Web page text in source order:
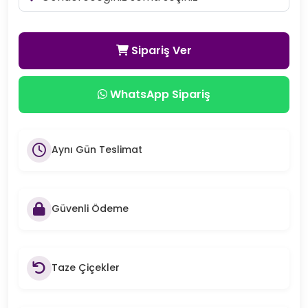
Sipariş Ver
WhatsApp Sipariş
Aynı Gün Teslimat
Güvenli Ödeme
Taze Çiçekler